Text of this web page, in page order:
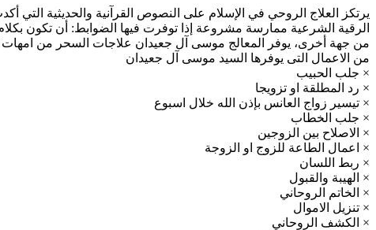
الرقية الشرعية ممارسة مشروعة إذا توفرت فيها الضوابط: أن تكون
من جهة أخرى، يوفر المعالج موسى آل جعيدان علاجات السحر من امهات
من الاعمال التى يوفرها السيد موسى آل جعيدان
× جلب الحبيب
× رد المطلقة او تزويجا
× تيسير زواج العانس بإذن الله خلال اسبوع
× جلب الخطاب
× الاصلاح بين الزوجين
× اعمال الطاعة للزوج او الزوجة
× ربط اللسان
× الهيبة والقبول
× الخاتم الروحاني
× تنزيل الاموال
× الكشف الروحاني